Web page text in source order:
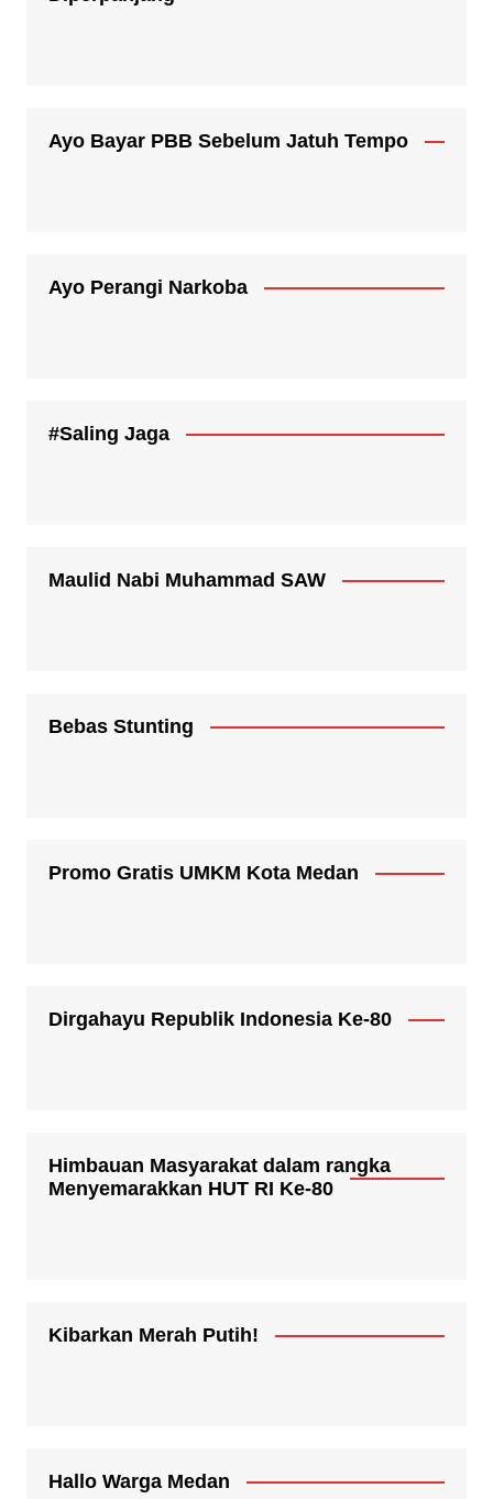
Ayo Bayar PBB Sebelum Jatuh Tempo
Ayo Perangi Narkoba
#Saling Jaga
Maulid Nabi Muhammad SAW
Bebas Stunting
Promo Gratis UMKM Kota Medan
Dirgahayu Republik Indonesia Ke-80
Himbauan Masyarakat dalam rangka
Menyemarakkan HUT RI Ke-80
Kibarkan Merah Putih!
Hallo Warga Medan